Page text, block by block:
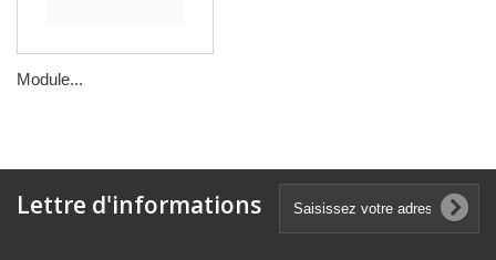
Module...
Lettre d'informations